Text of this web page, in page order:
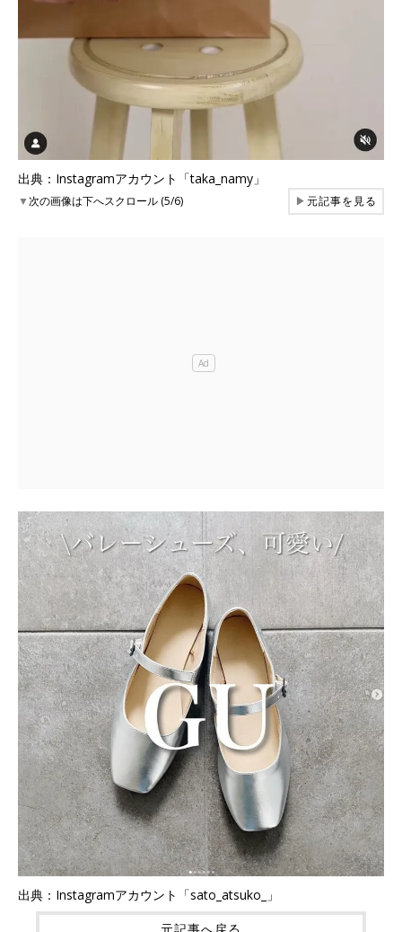
出典：Instagramアカウント「taka_namy」
▼次の画像は下へスクロール (5/6) ▶元記事を見る
出典：Instagramアカウント「sato_atsuko_」